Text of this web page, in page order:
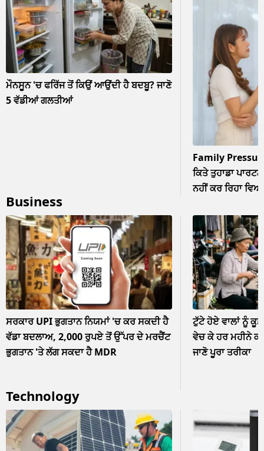
ਮੌਨਸੂਨ 'ਚ ਫਰਿੱਜ ਤੋਂ ਕਿਉਂ ਆਉਂਦੀ ਹੈ ਬਦਬੂ? ਜਾਣੋ
5 ਵੱਡੀਆਂ ਗਲਤੀਆਂ
Family
ਕਿਤੇ ਤੁਹਾਡਾ
ਨਹੀਂ ਕਰ ਰਿਹਾ
Business
ਸਰਕਾਰ UPI ਭੁਗਤਾਨ ਨਿਯਮਾਂ 'ਚ ਕਰ ਸਕਦੀ ਹੈ
ਵੱਡਾ ਬਦਲਾਅ, 2,000 ਰੁਪਏ ਤੋਂ ਉੱਪਰ ਦੇ ਮਰਚੈਂਟ
ਭੁਗਤਾਨ 'ਤੇ ਲੱਗ ਸਕਦਾ ਹੈ MDR
ਟੁੱਟੇ ਹੋਏ ਵਾਲਾਂ ਨੂੰ
ਵੇਚ ਕੇ ਹਰ ਮਹੀਨੇ
ਜਾਣੋ ਪੂਰਾ ਤਰੀਕਾ
Technology